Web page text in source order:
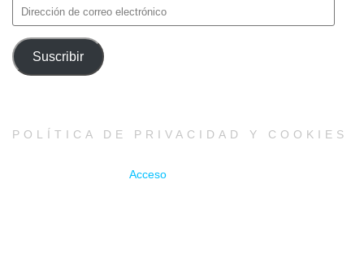
Dirección
de
correo
electrónico
Suscribir
POLÍTICA DE PRIVACIDAD Y COOKIES
Acceso